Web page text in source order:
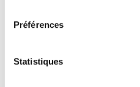
Préférences
Statistiques